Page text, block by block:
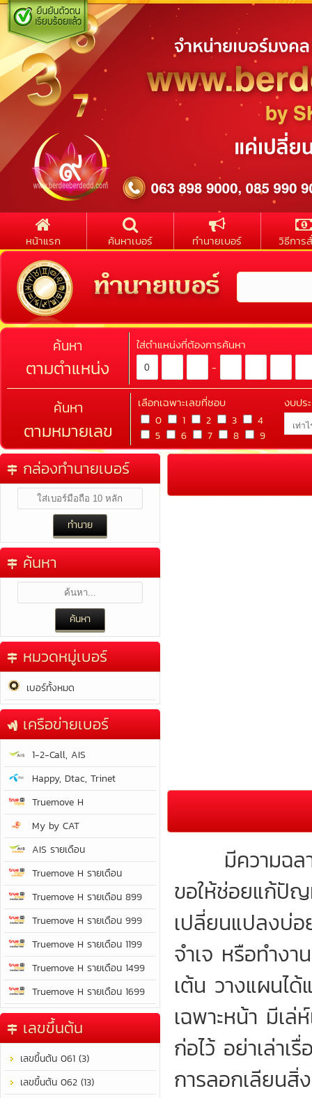
หน้าแรก ค้นหาเบอร์ ทำนายเบอร์ วิธีการ
ค้นหา
ตามตำแหน่ง
ใส่ตำแหน่งที่ต้องการค้นหา
-
ค้นหา
ตามหมายเลข
เลือกเฉพาะเลขที่ชอบ
0 1 2 3
4
5
6 7 8 9
งบปร
กล่องทำนายเบอร์
ค้นหา
หมวดหมู่เบอร์
เบอร์ทั้งหมด
เครือข่ายเบอร์
1-2-Call, AIS
Happy, Dtac, Trinet
Truemove H
My by CAT
AIS รายเดือน
Truemove H รายเดือน
Truemove H รายเดือน 899
Truemove H รายเดือน 999
Truemove H รายเดือน 1199
Truemove H รายเดือน 1499
Truemove H รายเดือน 1699
เลขขึ้นต้น
เลขขึ้นต้น 061 (3)
เลขขึ้นต้น 062 (13)
มีความฉลาด
ขอให้ช่อยแก้ปั
เปลี่ยนแปลงบ่
จำเจ หรือทำงา
เต้น วางแผนไ
เฉพาะหน้า มีเล่
ก่อไว้ อย่าเล่าเ
การลอกเลียนสิ่